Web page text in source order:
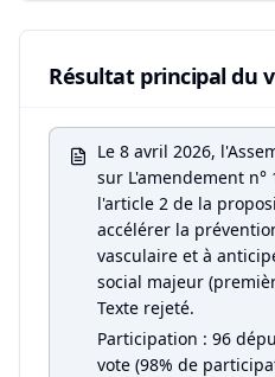
Résultat principal du
Le 8 avril 2026,
sur L'amendement n°
l'article 2 de la
accélérer la
vasculaire et à
social majeur
Texte rejeté.
Participation : 96
vote (98% de